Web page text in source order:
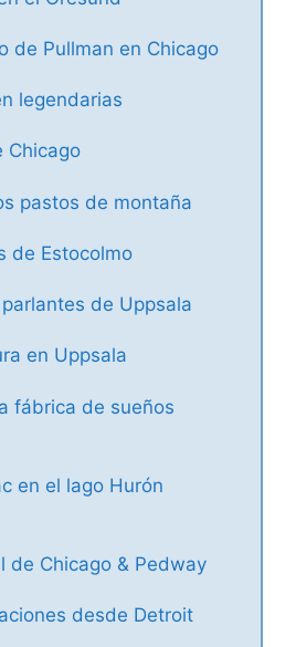
de Pullman en Chicago
legendarias
Chicago
pastos de montaña
de Estocolmo
de Uppsala
en Uppsala
fábrica de sueños
en el lago Hurón
de Chicago & Pedway
desde Detroit